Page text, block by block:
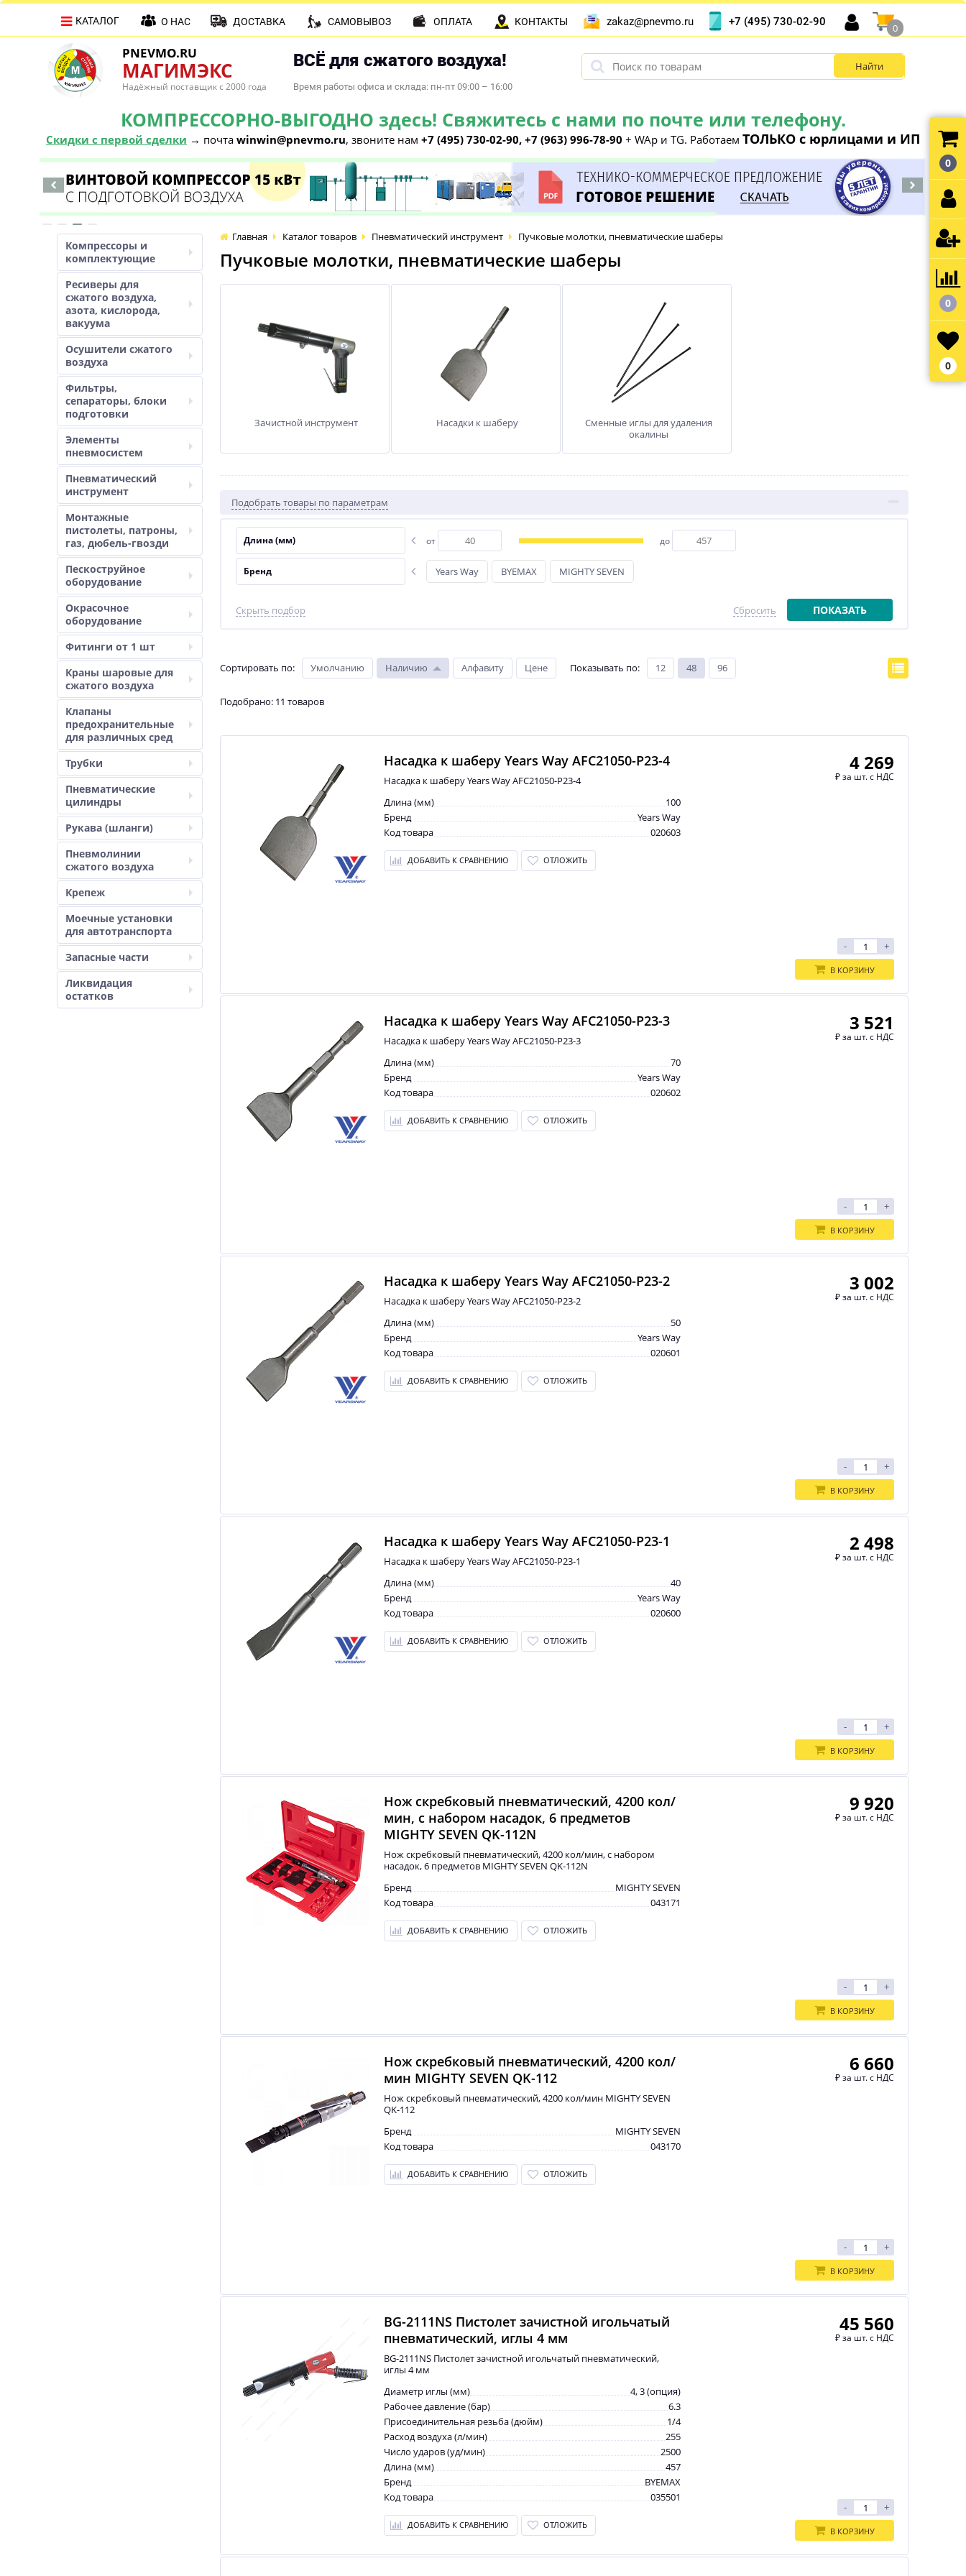
PNEVMO.RU
МАГИМЭКС
Надёжный поставщик с 2000 года
ВСЁ для сжатого воздуха!
Время работы офиса и склада: пн-пт 09:00 – 16:00
КОМПРЕССОРНО-ВЫГОДНО здесь! Свяжитесь с нами по почте или телефону.
Скидки с первой сделки → почта winwin@pnevmo.ru, звоните нам +7 (495) 730-02-90, +7 (963) 996-78-90 + WAp и TG. Работаем ТОЛЬКО с юрлицами и ИП
КАТАЛОГ О НАС ДОСТАВКА САМОВЫВОЗ ОПЛАТА КОНТАКТЫ zakaz@pnevmo.ru +7 (495) 730-02-90
0
Компрессоры и
комплектующие
Ресиверы для
сжатого воздуха,
азота, кислорода,
вакуума
Осушители сжатого
воздуха
Фильтры,
сепараторы, блоки
подготовки
Элементы
пневмосистем
Пневматический
инструмент
Монтажные
пистолеты, патроны,
газ, дюбель-гвозди
Пескоструйное
оборудование
Окрасочное
оборудование
Фитинги от 1 шт
Краны шаровые для
сжатого воздуха
Клапаны
предохранительные
для различных сред
Трубки
Пневматические
цилиндры
Рукава (шланги)
Пневмолинии
сжатого воздуха
Крепеж
Моечные установки
для автотранспорта
Запасные части
Ликвидация
остатков
Главная Каталог товаров Пневматический инструмент Пучковые молотки, пневматические шаберы
Пучковые молотки, пневматические шаберы
Зачистной инструмент Насадки к шаберу
Сменные иглы для удаления
окалины
Подобрать товары по параметрам
Длина (мм) от до
Бренд Years Way BYEMAX MIGHTY SEVEN
Скрыть подбор ПОКАЗАТЬ
Сбросить
Сортировать по: Умолчанию Наличию Алфавиту Цене Показывать по: 12 48 96
Подобрано: 11 товаров
Насадка к шаберу Years Way AFC21050-P23-4
Насадка к шаберу Years Way AFC21050-P23-4
Длина (мм)
100
Бренд
Years Way
Код товара
020603
ДОБАВИТЬ К СРАВНЕНИЮ ОТЛОЖИТЬ
4 269
₽за шт. с НДС
+
-
В КОРЗИНУ
Насадка к шаберу Years Way AFC21050-P23-3
Насадка к шаберу Years Way AFC21050-P23-3
Длина (мм)
70
Бренд
Years Way
Код товара
020602
ДОБАВИТЬ К СРАВНЕНИЮ ОТЛОЖИТЬ
3 521
₽за шт. с НДС
+
-
В КОРЗИНУ
Насадка к шаберу Years Way AFC21050-P23-2
Насадка к шаберу Years Way AFC21050-P23-2
Длина (мм)
50
Бренд
Years Way
Код товара
020601
ДОБАВИТЬ К СРАВНЕНИЮ ОТЛОЖИТЬ
3 002
₽за шт. с НДС
+
-
В КОРЗИНУ
Насадка к шаберу Years Way AFC21050-P23-1
Насадка к шаберу Years Way AFC21050-P23-1
Длина (мм)
40
Бренд
Years Way
Код товара
020600
ДОБАВИТЬ К СРАВНЕНИЮ ОТЛОЖИТЬ
2 498
₽за шт. с НДС
+
-
В КОРЗИНУ
Нож скребковый пневматический, 4200 кол/
мин, с набором насадок, 6 предметов
MIGHTY SEVEN QK-112N
Нож скребковый пневматический, 4200 кол/мин, с набором
насадок, 6 предметов MIGHTY SEVEN QK-112N
Бренд
MIGHTY SEVEN
Код товара
043171
ДОБАВИТЬ К СРАВНЕНИЮ ОТЛОЖИТЬ
9 920
₽за шт. с НДС
+
-
В КОРЗИНУ
Нож скребковый пневматический, 4200 кол/
мин MIGHTY SEVEN QK-112
Нож скребковый пневматический, 4200 кол/мин MIGHTY SEVEN
QK-112
Бренд
MIGHTY SEVEN
Код товара
043170
ДОБАВИТЬ К СРАВНЕНИЮ ОТЛОЖИТЬ
6 660
₽за шт. с НДС
+
-
В КОРЗИНУ
BG-2111NS Пистолет зачистной игольчатый
пневматический, иглы 4 мм
BG-2111NS Пистолет зачистной игольчатый пневматический,
иглы 4 мм
Диаметр иглы (мм)
4, 3 (опция)
Рабочее давление (бар)
6.3
Присоединительная резьба (дюйм)
1/4
Расход воздуха (л/мин)
255
Число ударов (уд/мин)
2500
Длина (мм)
457
Бренд
BYEMAX
Код товара
035501
ДОБАВИТЬ К СРАВНЕНИЮ ОТЛОЖИТЬ
45 560
₽за шт. с НДС
+
-
В КОРЗИНУ
0
0
0